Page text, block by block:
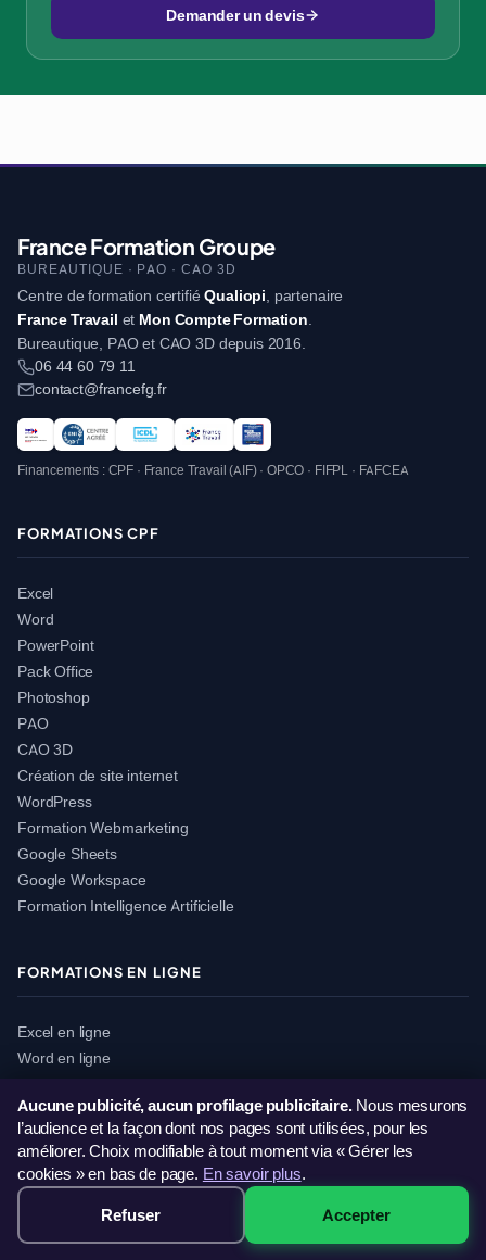
499€ · Voir les sessions →
Demander un devis
France Formation Groupe
BUREAUTIQUE · PAO · CAO 3D
Centre de formation certifiéQualiopi, partenaire
France Travail et Mon Compte Formation.
Bureautique, PAO et CAO 3D depuis 2016.
06 44 60 79 11
contact@francefg.fr
Financements : CPF · France Travail (AIF) · OPCO · FIFPL · FAFCEA
FORMATIONS CPF
Excel
Word
PowerPoint
Pack Office
Photoshop
PAO
CAO 3D
Création de site internet
WordPress
Formation Webmarketing
Google Sheets
Google Workspace
Formation Intelligence Artificielle
FORMATIONS EN LIGNE
Excel en ligne
Word en ligne
Pack Office en ligne
Photoshop en ligne
PAO en ligne
CAO 3D en ligne
WordPress en ligne
Google Sheets en ligne
Aucune publicité, aucun profilage publicitaire.Nous mesurons
l’audience et la façon dont nos pages sont utilisées, pour les
améliorer. Choix modifiable à tout moment via « Gérer les
cookies » en bas de page. En savoir plus.
Refuser Accepter